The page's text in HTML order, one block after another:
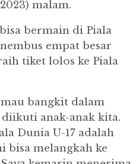
malam.
bermain di Piala
empat besar
tiket lolos ke Piala
bangkit dalam
anak-anak kita.
Dunia U-17 adalah
bisa melangkah ke